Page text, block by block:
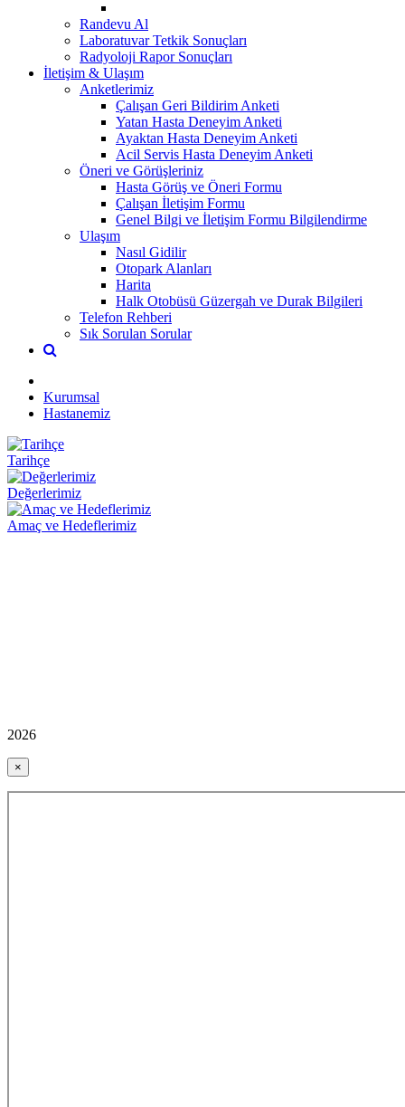
Randevu Al
Laboratuvar Tetkik Sonuçları
Radyoloji Rapor Sonuçları
İletişim & Ulaşım
Anketlerimiz
Çalışan Geri Bildirim Anketi
Yatan Hasta Deneyim Anketi
Ayaktan Hasta Deneyim Anketi
Acil Servis Hasta Deneyim Anketi
Öneri ve Görüşleriniz
Hasta Görüş ve Öneri Formu
Çalışan İletişim Formu
Genel Bilgi ve İletişim Formu Bilgilendirme
Ulaşım
Nasıl Gidilir
Otopark Alanları
Harita
Halk Otobüsü Güzergah ve Durak Bilgileri
Telefon Rehberi
Sık Sorulan Sorular
Kurumsal
Hastanemiz
Tarihçe
Değerlerimiz
Amaç ve Hedeflerimiz
2026
×